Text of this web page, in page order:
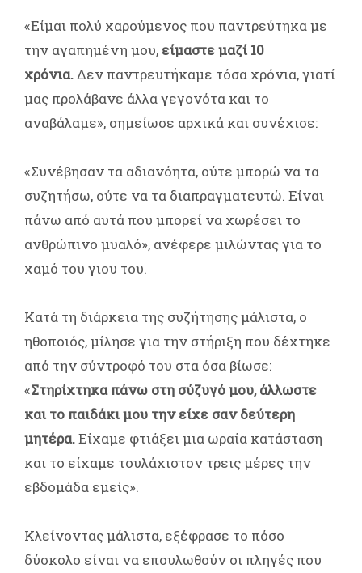
«Είμαι πολύ χαρούμενος που παντρεύτηκα με
την αγαπημένη μου, είμαστε μαζί 10
χρόνια.Δεν παντρευτήκαμε τόσα χρόνια, γιατί
μας προλάβανε άλλα γεγονότα και το
αναβάλαμε», σημείωσε αρχικά και συνέχισε:
«Συνέβησαν τα αδιανόητα, ούτε μπορώ να τα
συζητήσω, ούτε να τα διαπραγματευτώ. Είναι
πάνω από αυτά που μπορεί να χωρέσει το
ανθρώπινο μυαλό», ανέφερε μιλώντας για το
χαμό του γιου του.
Κατά τη διάρκεια της συζήτησης μάλιστα, ο
ηθοποιός, μίλησε για την στήριξη που δέχτηκε
από την σύντροφό του στα όσα βίωσε:
«Στηρίχτηκα πάνω στη σύζυγό μου, άλλωστε
και το παιδάκι μου την είχε σαν δεύτερη
μητέρα.Είχαμε φτιάξει μια ωραία κατάσταση
και το είχαμε τουλάχιστον τρεις μέρες την
εβδομάδα εμείς».
Κλείνοντας μάλιστα, εξέφρασε το πόσο
δύσκολο είναι να επουλωθούν οι πληγές που